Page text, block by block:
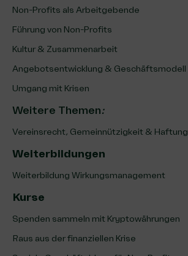
Non-Profits als Arbeitgebende
Führung von Non-Profits
Kultur & Zusammenarbeit
Angebotsentwicklung & Geschäftsmodell
Umgang mit Krisen
Weitere Themen:
Vereinsrecht, Gemeinnützigkeit & Haftung
Weiterbildungen
Weiterbildung Wirkungsmanagement
Kurse
Spenden sammeln mit Kryptowährungen
Raus aus der finanziellen Krise